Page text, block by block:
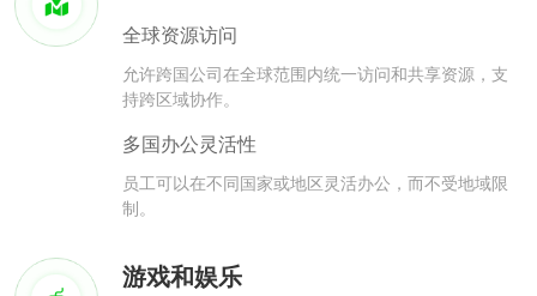
全球资源访问
允许跨国公司在全球范围内统一访问和共享资源，支
持跨区域协作。
多国办公灵活性
员工可以在不同国家或地区灵活办公，而不受地域限
制。
游戏和娱乐